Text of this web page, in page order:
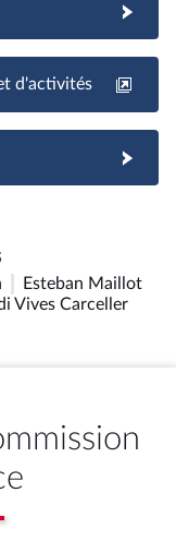
d'activités
Esteban Maillot
Vives Carceller